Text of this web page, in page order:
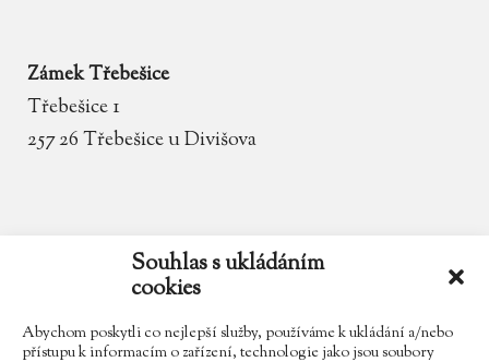
Souhlas s ukládáním
cookies
Abychom poskytli co nejlepší služby, používáme k ukládání a/nebo
přístupu k informacím o zařízení, technologie jako jsou soubory
Zámek Třebešice
Třebešice 1
257 26 Třebešice u Divišova
zamek.trebesice@volny.cz
602 354 467